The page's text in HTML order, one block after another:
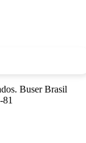
Buser Brasil